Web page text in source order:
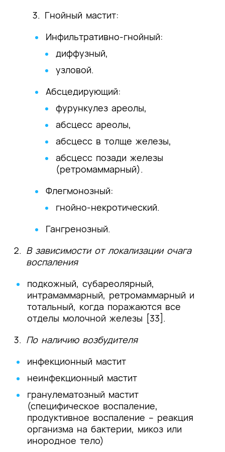
Гнойный мастит:
Инфильтративно-гнойный:
диффузный,
узловой.
Абсцедирующий:
фурункулез ареолы,
абсцесс ареолы,
абсцесс в толще железы,
абсцесс позади железы
(ретромаммарный).
Флегмонозный:
гнойно-некротический.
Гангренозный.
В зависимости от локализации очага
воспаления
подкожный, субареолярный,
интрамаммарный, ретромаммарный и
тотальный, когда поражаются все
отделы молочной железы [33].
По наличию возбудителя
инфекционный мастит
неинфекционный мастит
гранулематозный мастит
(специфическое воспаление,
продуктивное воспаление – реакция
организма на бактерии, микоз или
инородное тело)